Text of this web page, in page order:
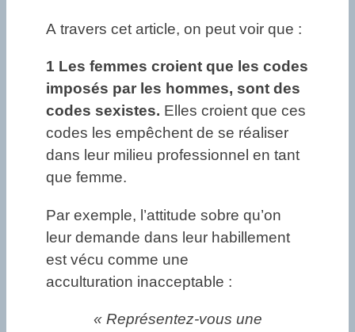
A travers cet article, on peut voir que :
1 Les femmes croient que les codes
imposés par les hommes, sont des
codes sexistes. Elles croient que ces
codes les empêchent de se réaliser
dans leur milieu professionnel en tant
que femme.
Par exemple, l’attitude sobre qu’on
leur demande dans leur habillement
est vécu comme une
acculturation inacceptable :
« Représentez-vous une